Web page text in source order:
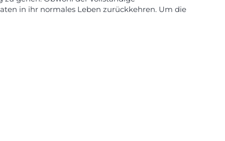
in ihr normales Leben zurückkehren. Um die